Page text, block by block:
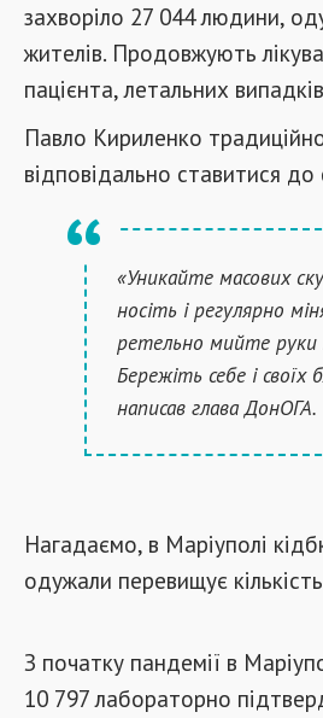
захворіло 27 044 людини,
жителів. Продовжують
пацієнта, летальних
Павло Кириленко
відповідально ставитися
«Уникайте масових
носіть і регулярно
ретельно мийте руки
Бережіть себе і своїх
написав глава ДонОГА.
Нагадаємо, в Маріуполі
одужали перевищує
З початку пандемії в
10 797 лабораторно